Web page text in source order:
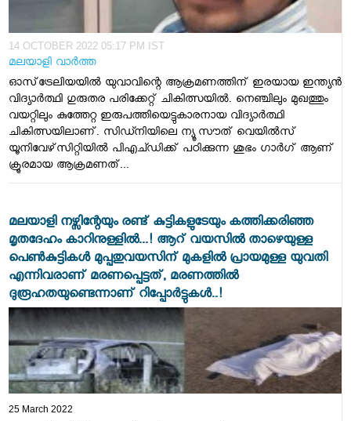
14 OCTOBER 2022 05:17 PM IST
മലയാളി വാര്‍ത്ത
ഓസ്‌ട്രേലിയയില്‍ യുവാവിന്റെ ആക്രമണത്തിന് ഇരയായ ഇന്ത്യന്‍
വിദ്യാര്‍ത്ഥി ഗുരുതര പരിക്കേറ്റ് ചികിത്സയിൽ. നെഞ്ചിലും മുഖത്തും
വയറ്റിലും കുത്തേറ്റ ഇരുപത്തിയെട്ടുകാരനായ വിദ്യാര്‍ത്ഥി
ചികിത്സയിലാണ്. സിഡ്നിയിലെ ന്യൂ സൗത് വെയില്‍സ്
യൂനിവേഴ്‌സിറ്റിയില്‍ പിഎച്ഡിക്ക് പഠിക്കുന്ന ശുഭം ഗാര്‍ഗ് ആണ്
ക്രൂരമായ ആക്രമണത്...
മലയാളി നഴ്സിന്റേയും രണ്ട് കുട്ടികളുടേയും കത്തിക്കരിഞ്ഞ
മൃതദേഹം കാറിനുള്ളിൽ...! ആറ് വയസിൽ താഴെയുള്ള
പെൺകുട്ടികൾ മുപ്പതുവയസിന് മുകളിൽ പ്രായമുള്ള യുവതി
എന്നിവരാണ് മരണപ്പെട്ടത്, മരണത്തിൽ
ദുരൂഹതയുണ്ടെന്നാണ് റിപ്പോർട്ടുകൾ..!
25 March 2022